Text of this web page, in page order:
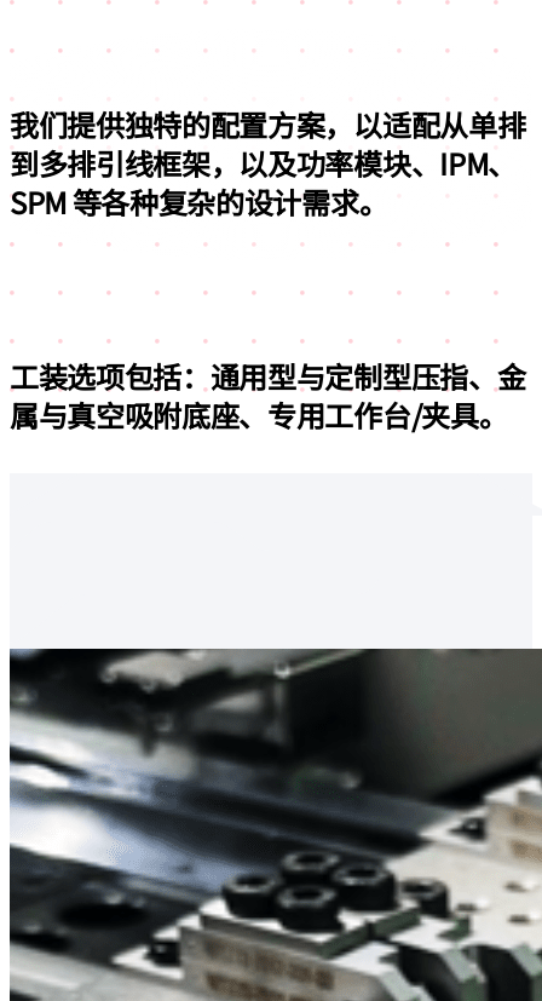
我们提供独特的配置方案， 以适配从单排
到多排引线框架， 以及功率模块、IPM、
SPM 等各种复杂的设计需求。
工装选项包括：通用型与定制型压指、金
属与真空吸附底座、专用工作台/夹具。